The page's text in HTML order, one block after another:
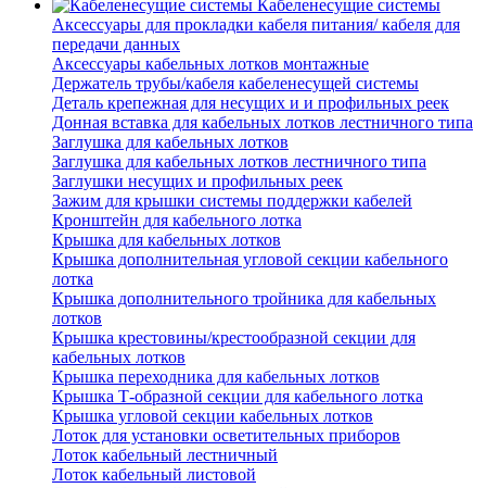
Кабеленесущие системы
Аксессуары для прокладки кабеля питания/ кабеля для
передачи данных
Аксессуары кабельных лотков монтажные
Держатель трубы/кабеля кабеленесущей системы
Деталь крепежная для несущих и и профильных реек
Донная вставка для кабельных лотков лестничного типа
Заглушка для кабельных лотков
Заглушка для кабельных лотков лестничного типа
Заглушки несущих и профильных реек
Зажим для крышки системы поддержки кабелей
Кронштейн для кабельного лотка
Крышка для кабельных лотков
Крышка дополнительная угловой секции кабельного
лотка
Крышка дополнительного тройника для кабельных
лотков
Крышка крестовины/крестообразной секции для
кабельных лотков
Крышка переходника для кабельных лотков
Крышка Т-образной секции для кабельного лотка
Крышка угловой секции кабельных лотков
Лоток для установки осветительных приборов
Лоток кабельный лестничный
Лоток кабельный листовой